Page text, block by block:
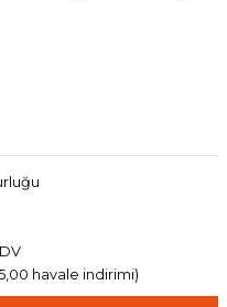
havale indirimi)